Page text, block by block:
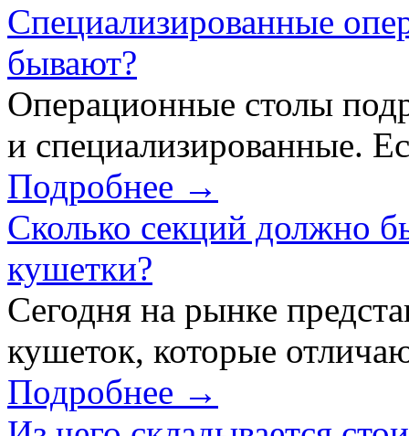
Специализированные
бывают?
Операционные столы
и специализированные.
Подробнее →
Сколько секций должно
кушетки?
Сегодня на рынке
кушеток, которые
Подробнее →